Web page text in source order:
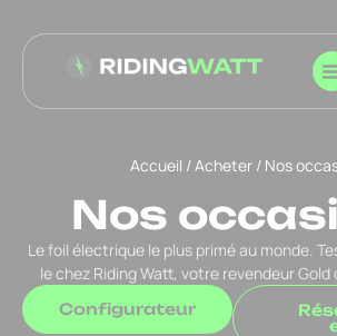
Accueil /Acheter / Nos
Nos
Le foil électrique le plus primé au monde.
le chez Riding Watt, votre revendeur Gold
Configurateur